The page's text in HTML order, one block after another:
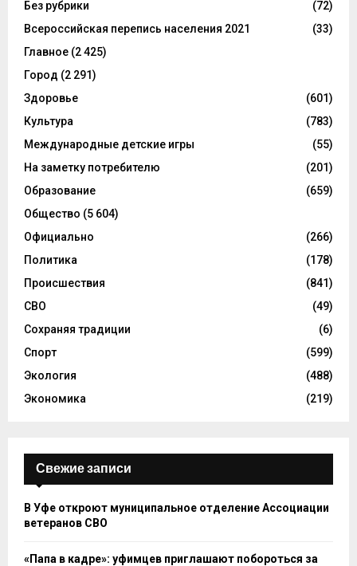
Без рубрики
(72)
Всероссийская перепись населения 2021
(33)
Главное (2 425)
Город (2 291)
Здоровье
(601)
Культура
(783)
Международные детские игры
(55)
На заметку потребителю
(201)
Образование
(659)
Общество (5 604)
Официально
(266)
Политика
(178)
Происшествия
(841)
СВО
(49)
Сохраняя традиции
(6)
Спорт
(599)
Экология
(488)
Экономика
(219)
Свежие записи
В Уфе откроют муниципальное отделение Ассоциации
ветеранов СВО
«Папа в кадре»: уфимцев приглашают побороться за